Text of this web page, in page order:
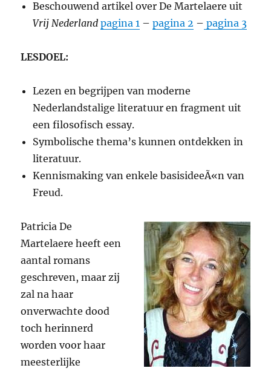
Beschouwend artikel over De Martelaere uit
Vrij Nederland pagina 1 –pagina 2 – pagina 3
LESDOEL:
Lezen en begrijpen van moderne
Nederlandstalige literatuur en fragment uit
een filosofisch essay.
Symbolische thema’s kunnen ontdekken in
literatuur.
Kennismaking van enkele basisideeÃ«n van
Freud.
Patricia De
Martelaere heeft een
aantal romans
geschreven, maar zij
zal na haar
onverwachte dood
toch herinnerd
worden voor haar
meesterlijke